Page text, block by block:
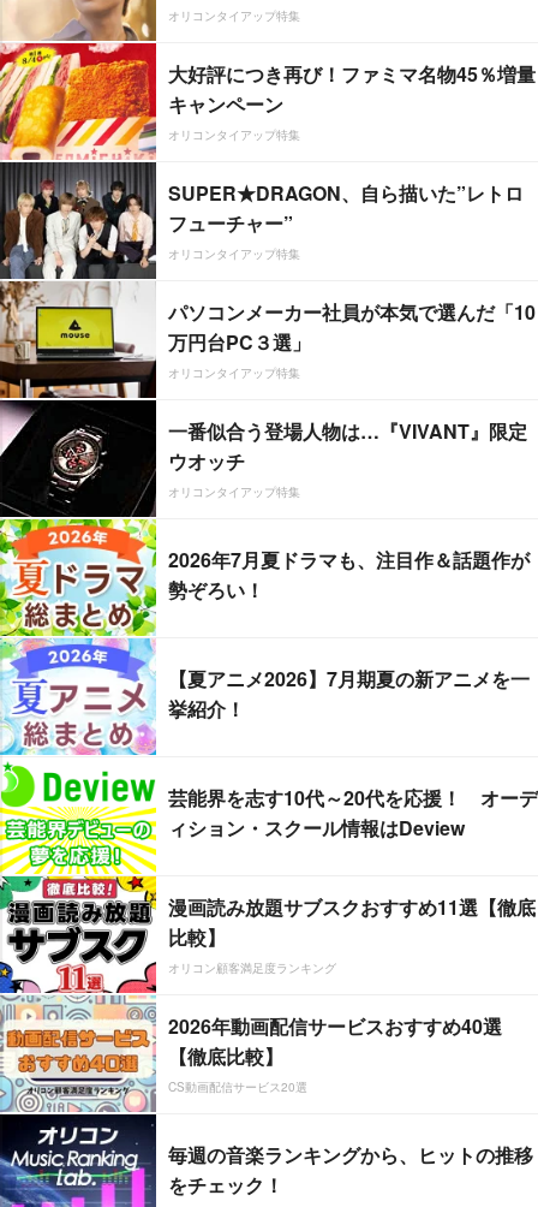
オリコンタイアップ特集
大好評につき再び！ファミマ名物45％増量
キャンペーン
オリコンタイアップ特集
SUPER★DRAGON、自ら描いた”レトロ
フューチャー”
オリコンタイアップ特集
パソコンメーカー社員が本気で選んだ「10
万円台PC３選」
オリコンタイアップ特集
一番似合う登場人物は…『VIVANT』限定
ウオッチ
オリコンタイアップ特集
2026年7月夏ドラマも、注目作＆話題作が
勢ぞろい！
【夏アニメ2026】7月期夏の新アニメを一
挙紹介！
芸能界を志す10代～20代を応援！ オーデ
ィション・スクール情報はDeview
漫画読み放題サブスクおすすめ11選【徹底
比較】
オリコン顧客満足度ランキング
2026年動画配信サービスおすすめ40選
【徹底比較】
CS動画配信サービス20選
毎週の音楽ランキングから、ヒットの推移
をチェック！